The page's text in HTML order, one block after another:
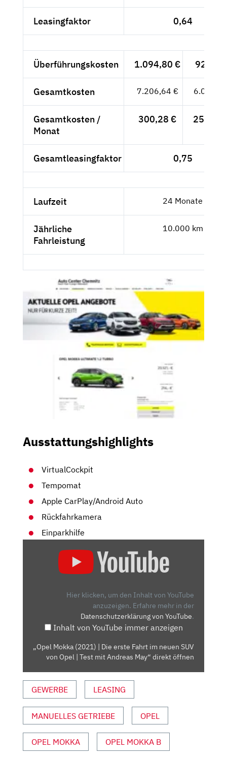
Leasingfaktor 0,64
Überführungskosten 1.094,80 € 920,--
Gesamtkosten 7.206,64 € 6.056,--
Gesamtkosten /
Monat
300,28 € 252,33
Gesamtleasingfaktor 0,75
Laufzeit 24 Monate
Jährliche
Fahrleistung
10.000 km
Ausstattungshighlights
VirtualCockpit
Tempomat
Apple CarPlay/Android Auto
Rückfahrkamera
Einparkhilfe
NEUEN
OPEL
MIT
ANDREAS
MAY“
VON
Hier klicken, um den Inhalt von YouTube
anzuzeigen. Erfahre mehr in der
Datenschutzerklärung von YouTube.
Inhalt von YouTube immer anzeigen
„Opel Mokka (2021) | Die erste Fahrt im neuen SUV
von Opel | Test mit Andreas May“ direkt öffnen
GEWERBE LEASING
MANUELLES GETRIEBE OPEL
OPEL MOKKA OPEL MOKKA B